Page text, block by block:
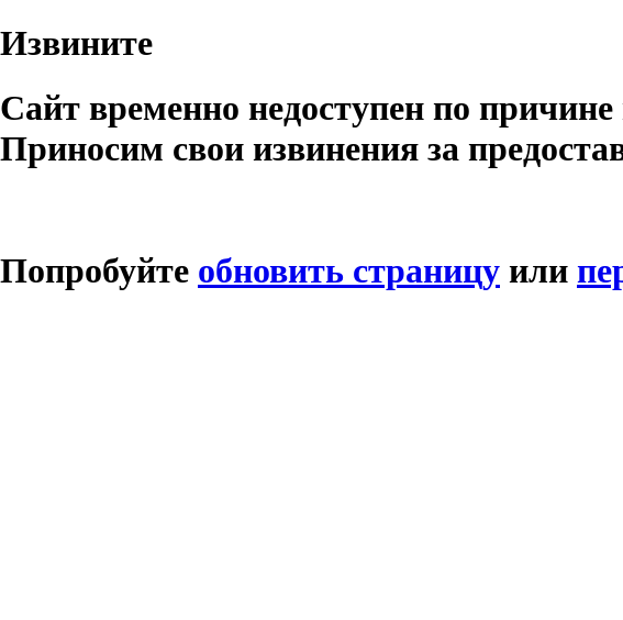
Извините
Сайт временно недоступен по
Приносим свои извинения за
Попробуйте обновить страницу или